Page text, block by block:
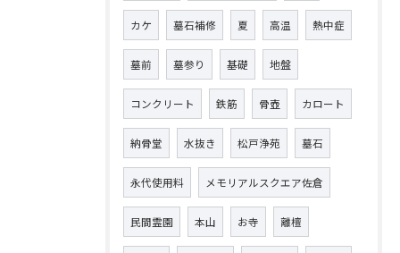
カケ 墓石補修 夏 高温 熱中症
墓前 墓参り 基礎 地盤
コンクリート 鉄筋 骨壺 カロート
納骨堂 水抜き 松戸浄苑 墓石
永代使用料 メモリアルスクエア佐倉
民間霊園 本山 お寺 離檀